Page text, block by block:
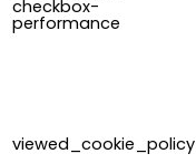
checkbox-
performance
viewed_cookie_policy